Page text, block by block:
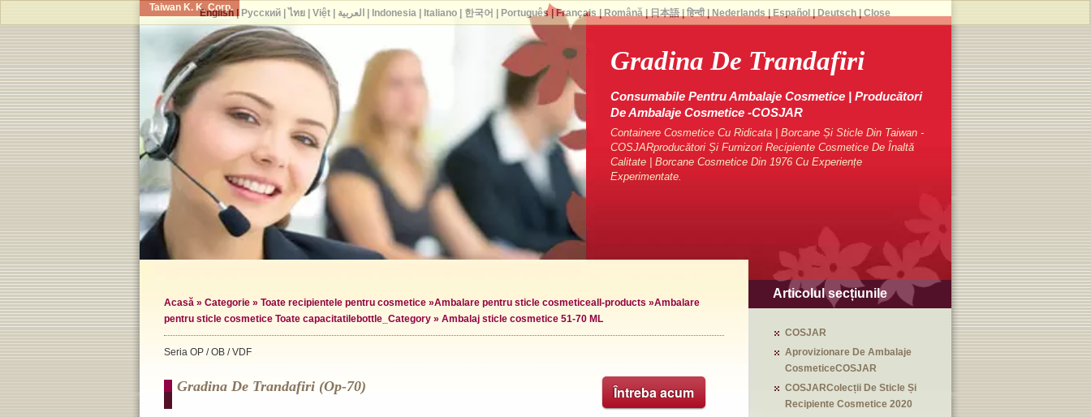
Taiwan K. K. Corp.
Gradina De Trandafiri
Consumabile Pentru Ambalaje Cosmetice | Producători
De Ambalaje Cosmetice -COSJAR
Containere Cosmetice Cu Ridicata | Borcane Și Sticle Din Taiwan -
COSJARproducători Și Furnizori Recipiente Cosmetice De Înaltă
Calitate | Borcane Cosmetice Din 1976 Cu Experiențe
Experimentate.
Acasă » Categorie » Toate recipientele pentru cosmetice »Ambalare pentru sticle cosmeticeall-products »Ambalare
pentru sticle cosmetice Toate capacitatilebottle_Category » Ambalaj sticle cosmetice 51-70 ML
Seria OP / OB / VDF
Întreba acum
Gradina De Trandafiri (op-70)
Articolul secțiunile
COSJAR
Aprovizionare De Ambalaje
CosmeticeCOSJAR
COSJARColecții De Sticle Și
Recipiente Cosmetice 2020
English| Русский| ไทย| Việt| العربية Indonesia| Italiano| 한국어 Português Français Română| 日本語| हिन्दी| Nederlands Español Deutsch| Close